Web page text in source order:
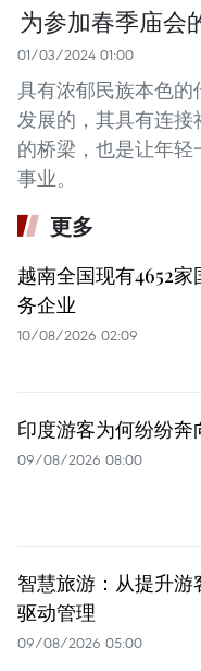
为参加春季庙会
01/03/2024 01:00
具有浓郁民族本色
发展的，其具有连
的桥梁，也是让年
事业。
更多
越南全国现有4652
务企业
10/08/2026 02:09
印度游客为何纷纷奔
09/08/2026 08:00
智慧旅游：从提升
驱动管理
09/08/2026 05:00